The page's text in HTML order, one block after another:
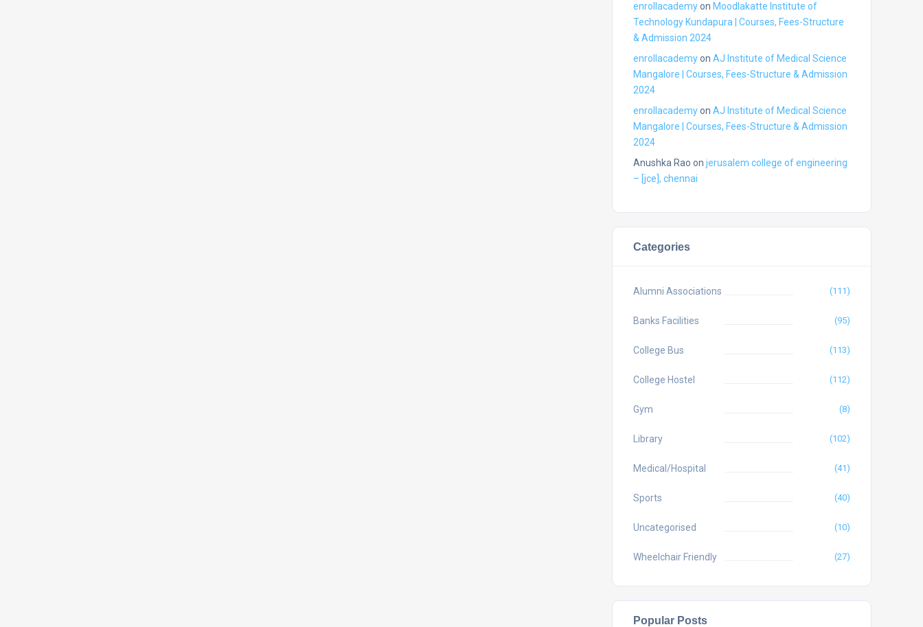
enrollacademyon Moodlakatte Institute of
Technology Kundapura | Courses, Fees-Structure
& Admission 2024
enrollacademyon AJ Institute of Medical Science
Mangalore | Courses, Fees-Structure & Admission
2024
enrollacademyon AJ Institute of Medical Science
Mangalore | Courses, Fees-Structure & Admission
2024
Anushka Rao on jerusalem college of engineering
– [jce], chennai
Categories
Alumni Associations (111)
Banks Facilities (95)
College Bus (113)
College Hostel (112)
Gym (8)
Library (102)
Medical/Hospital (41)
Sports (40)
Uncategorised (10)
Wheelchair Friendly (27)
Popular Posts